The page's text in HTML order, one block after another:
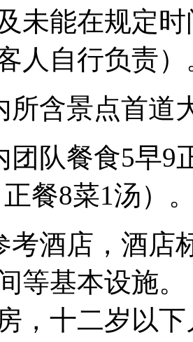
未能在规定
人自行负责）
所含景点首道
团队餐食5早9
正餐8菜1汤）
考酒店，酒店
等基本设施
，十二岁以